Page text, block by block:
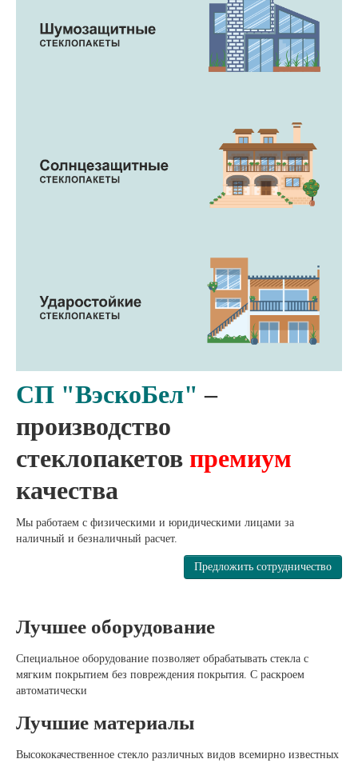
СП "ВэскоБел" –
производство
стеклопакетов премиум
качества
Мы работаем с физическими и юридическими лицами за
наличный и безналичный расчет.
Предложить сотрудничество
Лучшее оборудование
Специальное оборудование позволяет обрабатывать стекла с
мягким покрытием без повреждения покрытия. С раскроем
автоматически
Лучшие материалы
Высококачественное стекло различных видов всемирно известных
Новости компании